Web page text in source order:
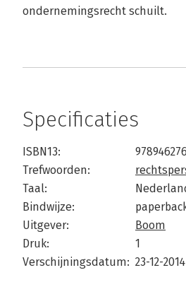
ondernemingsrecht schuilt.
Specificaties
ISBN13:
Trefwoorden:
Taal:
Bindwijze:
Uitgever:
Boom
Druk:
1
Verschijningsdatum: 23-12-2014